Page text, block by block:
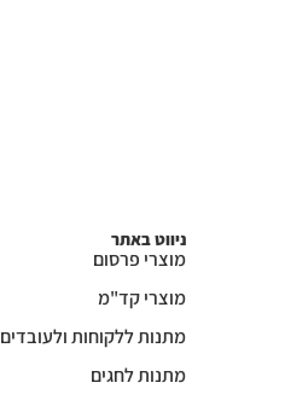
ניווט באתר
מוצרי פרסום
מוצרי קד"מ
מתנות ללקוחות ולעובדים
מתנות לחגים